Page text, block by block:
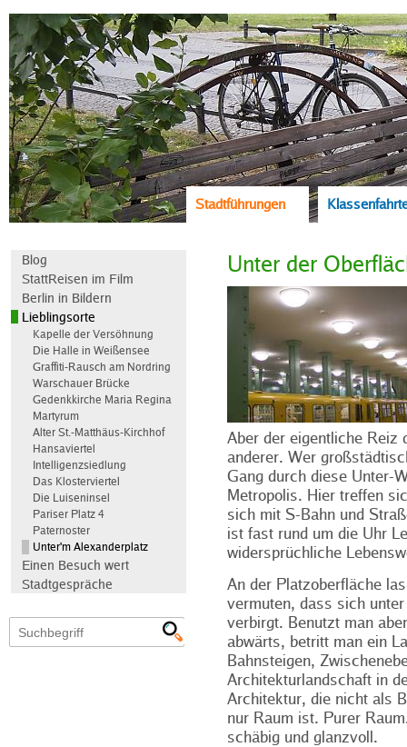
Stadtführungen
Blog
StattReisen im Film
Berlin in Bildern
Lieblingsorte
Kapelle der Versöhnung
Die Halle in Weißensee
Graffiti-Rausch am Nordring
Warschauer Brücke
Gedenkkirche Maria Regina
Martyrum
Alter St.-Matthäus-Kirchhof
Hansaviertel
Intelligenzsiedlung
Das Klosterviertel
Die Luiseninsel
Pariser Platz 4
Paternoster
Unter'm Alexanderplatz
Einen Besuch wert
Stadtgespräche
Unter der
Aber der eigentliche Reiz
anderer. Wer
Gang durch diese Unter-
Metropolis. Hier treffen
sich mit S-Bahn und
ist fast rund um die Uhr
widersprüchliche
An der Platzoberfläche
vermuten, dass sich
verbirgt. Benutzt man
abwärts, betritt man ein
Bahnsteigen,
Architekturlandschaft in
Architektur, die nicht als
nur Raum ist. Purer
schäbig und glanzvoll.